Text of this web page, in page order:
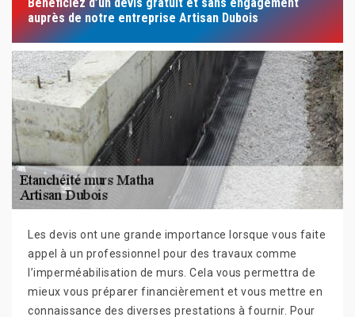
auprès de notre entreprise Artisan Dubois
Les devis ont une grande importance lorsque vous faite
appel à un professionnel pour des travaux comme
l’imperméabilisation de murs. Cela vous permettra de
mieux vous préparer financièrement et vous mettre en
connaissance des diverses prestations à fournir. Pour